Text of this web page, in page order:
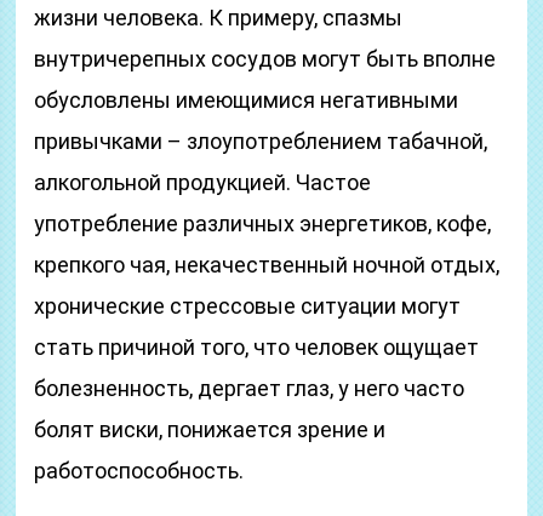
жизни человека. К примеру, спазмы
внутричерепных сосудов могут быть вполне
обусловлены имеющимися негативными
привычками – злоупотреблением табачной,
алкогольной продукцией. Частое
употребление различных энергетиков, кофе,
крепкого чая, некачественный ночной отдых,
хронические стрессовые ситуации могут
стать причиной того, что человек ощущает
болезненность, дергает глаз, у него часто
болят виски, понижается зрение и
работоспособность.